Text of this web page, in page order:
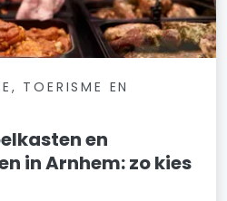
TOERISME EN
en
in Arnhem: zo kies